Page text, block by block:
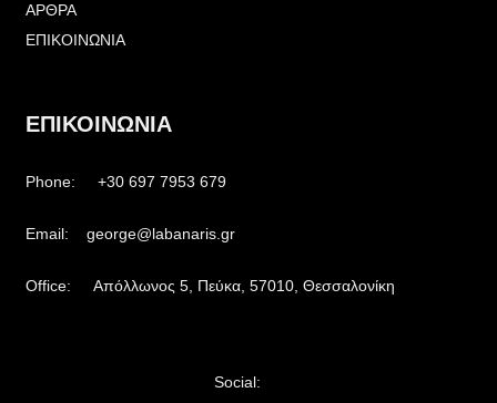
ΑΡΘΡΑ
ΕΠΙΚΟΙΝΩΝΙΑ
ΕΠΙΚΟΙΝΩΝΙΑ
Phone: +30 697 7953 679
Email: george@labanaris.gr
Office: Απόλλωνος 5, Πεύκα, 57010, Θεσσαλονίκη
Social: